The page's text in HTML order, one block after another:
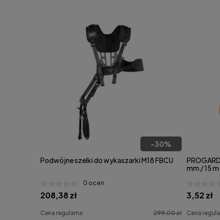
-30%
Podwójne szelki do wykaszarki M18 FBCU
0 ocen
208,38 zł
Cena regularna: 299,00 zł
mm / 15 m
3,52 zł
Cena